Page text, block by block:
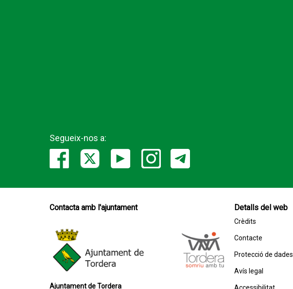
Segueix-nos a:
Contacta amb l'ajuntament
Ajuntament de Tordera
Detalls del web
Crèdits
Contacte
Protecció de dades
Avís legal